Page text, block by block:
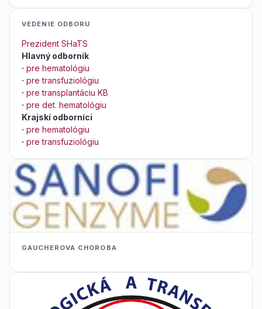
VEDENIE ODBORU
Prezident SHaTS
Hlavný odborník
· pre hematológiu
· pre transfuziológiu
· pre transplantáciu KB
· pre det. hematológiu
Krajskí odborníci
· pre hematológiu
· pre transfuziológiu
GAUCHEROVA CHOROBA